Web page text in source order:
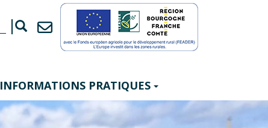
INFORMATIONS PRATIQUES